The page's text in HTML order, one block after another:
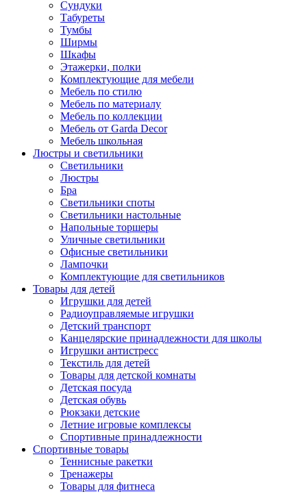
Сундуки
Табуреты
Тумбы
Ширмы
Шкафы
Этажерки, полки
Комплектующие для мебели
Мебель по стилю
Мебель по материалу
Мебель по коллекции
Мебель от Garda Decor
Мебель школьная
Люстры и светильники
Светильники
Люстры
Бра
Светильники споты
Светильники настольные
Напольные торшеры
Уличные светильники
Офисные светильники
Лампочки
Комплектующие для светильников
Товары для детей
Игрушки для детей
Радиоуправляемые игрушки
Детский транспорт
Канцелярские принадлежности для школы
Игрушки антистресс
Текстиль для детей
Товары для детской комнаты
Детская посуда
Детская обувь
Рюкзаки детские
Летние игровые комплексы
Спортивные принадлежности
Спортивные товары
Теннисные ракетки
Тренажеры
Товары для фитнеса